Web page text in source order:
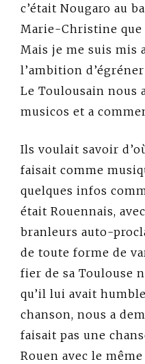
c’était Nougaro au
Marie-Christine que
Mais je me suis mis
l’ambition
Le Toulousain nous
musicos et a
Ils voulait savoir
faisait comme
quelques infos
était Rouennais,
branleurs auto-
de toute forme de
fier de sa Toulouse
qu’il lui avait
chanson, nous a
faisait pas une
Rouen avec le